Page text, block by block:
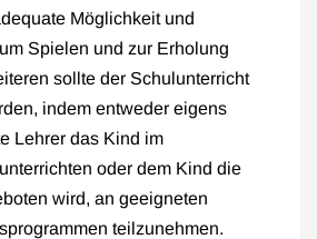
Möglichkeit und
Spielen und zur Erholung
sollte der Schulunterricht
indem entweder eigens
Lehrer das Kind im
oder dem Kind die
wird, an geeigneten
teilzunehmen.